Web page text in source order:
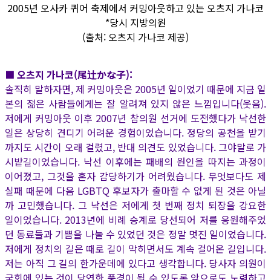
2005년 오사카 퀴어 축제에서 커밍아웃하고 있는 오츠지 가나코
*당시 지방의원
(출처: 오츠지 가나코 제공)
■ 오츠지 가나코(尾辻かな子):
솔직히 말하자면, 제 커밍아웃은 2005년 일이었기 때문에 지금 일
본의 젊은 사람들에게는 잘 알려져 있지 않은 느낌입니다(웃음).
저에게 커밍아웃 이후 2007년 참의원 선거에 도전했다가 낙선한
일은 상당히 견디기 어려운 경험이었습니다. 정당의 공천을 받기
까지도 시간이 오래 걸렸고, 반대 의견도 있었습니다. 그야말로 가
시밭길이었습니다. 낙선 이후에는 패배의 원인을 따지는 과정이
이어졌고, 그것을 혼자 감당하기가 어려웠습니다. 무엇보다도 제
실패 때문에 다음 LGBTQ 후보자가 출마할 수 없게 된 것은 아닐
까 고민했습니다. 그 낙선은 저에게 첫 번째 정치 퇴장을 강요한
일이었습니다. 2013년에 비례 승계로 당선되어 저를 응원해주었
던 동료들과 기쁨을 나눌 수 있었던 것은 정말 멋진 일이었습니다.
저에게 정치의 길은 때로 길이 막히면서도 계속 걸어온 길입니다.
저는 아직 그 길의 한가운데에 있다고 생각합니다. 당사자 의원이